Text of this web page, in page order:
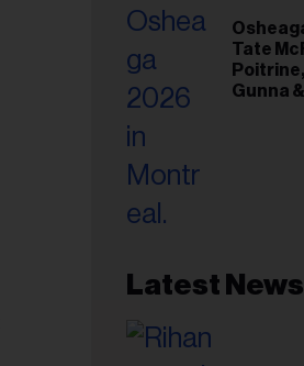
Tate
Gunna
Latest News